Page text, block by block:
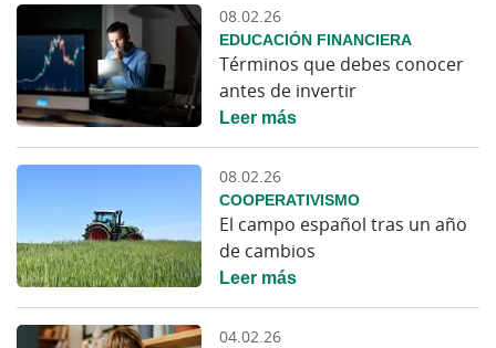
08.02.26
EDUCACIÓN FINANCIERA
Términos que debes conocer
antes de invertir
Leer más
08.02.26
COOPERATIVISMO
El campo español tras un año
de cambios
Leer más
04.02.26